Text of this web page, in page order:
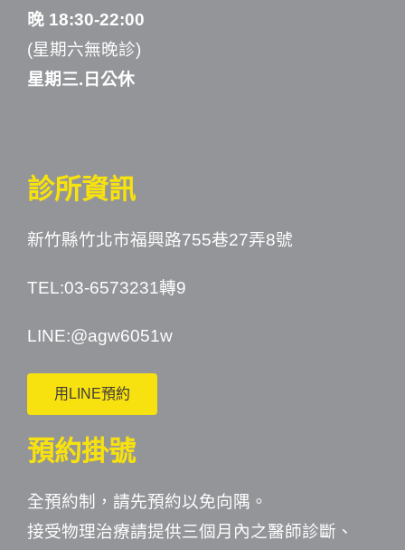
晚 18:30-22:00
(星期六無晚診)
星期三.日公休
診所資訊
新竹縣竹北市福興路755巷27弄8號
TEL:03-6573231轉9
LINE:@agw6051w
用LINE預約
預約掛號
全預約制，請先預約以免向隅。
接受物理治療請提供三個月內之醫師診斷、